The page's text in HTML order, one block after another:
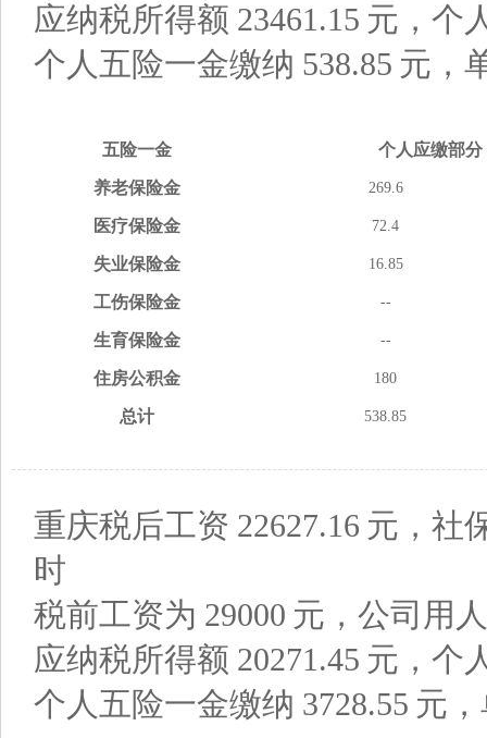
应纳税所得额 23461.15 元，个
个人五险一金缴纳 538.85 元，
五险一金 个人应缴部分
养老保险金 269.6
医疗保险金 72.4
失业保险金 16.85
工伤保险金 --
生育保险金 --
住房公积金 180
总计 538.85
重庆税后工资 22627.16 元，社
时
税前工资为 29000 元，公司用
应纳税所得额 20271.45 元，个
个人五险一金缴纳 3728.55 元